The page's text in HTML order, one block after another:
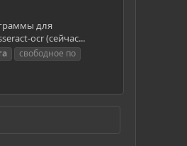
для
ocr (сейчас...
свободное по